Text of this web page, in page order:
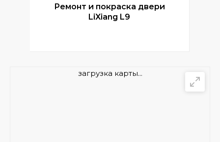
Ремонт и покраска двери
LiXiang L9
загрузка карты...